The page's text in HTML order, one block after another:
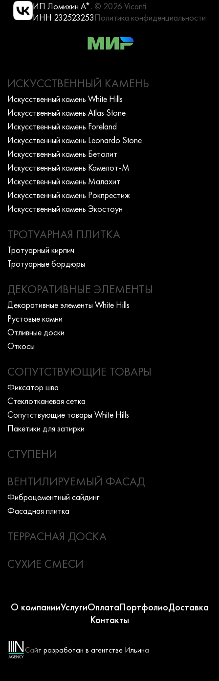
ИП Ломихин А*.
ИНН 232523253
© 2026 Vicanti
Политика конфиденциальности
ИСКУССТВЕННЫЙ КАМЕНЬ
Искусcтвенный камень White Hills
Искусcтвенный камень Atlas Stone
Искусcтвенный камень Foreland
Искусcтвенный камень Leonardo Stone
Искусcтвенный камень Бетолит
Искусcтвенный камень Камелот-М
Искусcтвенный камень Малахит
Искусcтвенный камень Рокпрестиж
Искусcтвенный камень Экостоун
ТРОТУАРНАЯ ПЛИТКА
Тротуарный кирпич
Тротуарные бордюры
ДЕКОРАТИВНЫЕ ЭЛЕМЕНТЫ
Декоративные элементы White Hills
Рустовые камни
Отливные доски
Откосы
СОПУТСТВУЮЩИЕ ТОВАРЫ
Фиксатор шва
Стеклотканевая сетка
Сопутствующие товары White Hills
Пакетики для затирки
СТУПЕНИ
ВЕНТИЛИРУЕМЫЙ ФАСАД
Фиброцементный сайдинг
Фасадная плитка
ТЕРРАСНАЯ ДОСКА
СУХИЕ СМЕСИ
О компанииУслугиОплатаПортфолиоДоставка
Контакты
Сайт разработан в агентстве Ильина